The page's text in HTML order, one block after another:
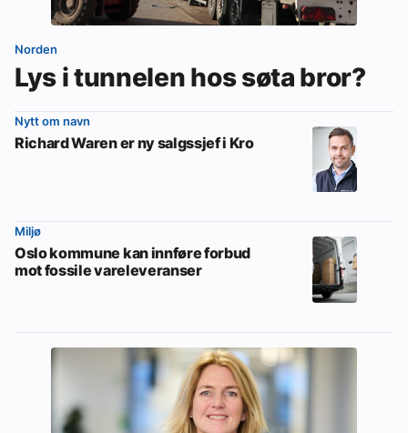
Norden
Lys i tunnelen hos søta bror?
Nytt om navn
Richard Waren er ny salgssjef i Kro
Miljø
Oslo kommune kan innføre forbud
mot fossile vareleveranser